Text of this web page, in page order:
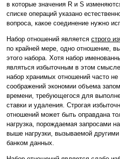
в которые значения R и S
списке операций указано
вопроса, какое соединение нужно
Набор отношений является строго
по крайней мере, одно отношение,
этого набора. Хотя набор
являться избыточным в этом
набор хранимых отношений часто
соображений экономии объема
времени, требующегося для
ставки и удаления. Строгая
отношений может быть оправдана
нагрузка, порождаемая запросами
выше нагрузки, вызываемой
банком данных.